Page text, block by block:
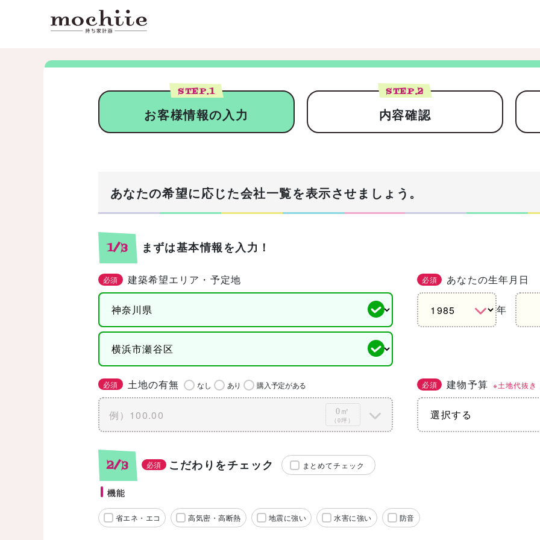
STEP.1
お客様情報の入力
STEP.2
内容確認
あなたの希望に応じた会社一覧を表示させましょう。
1/3 まずは基本情報を入力！
必須 建築希望エリア・予定地 必須 あなたの生年月日
年
必須 土地の有無 なし あり 購入予定がある
0㎡
（0坪）
必須 建物予算 ※土地代抜き
2/3 必須 こだわりをチェック まとめてチェック
機能
省エネ・エコ 高気密・高断熱 地震に強い 水害に強い 防音